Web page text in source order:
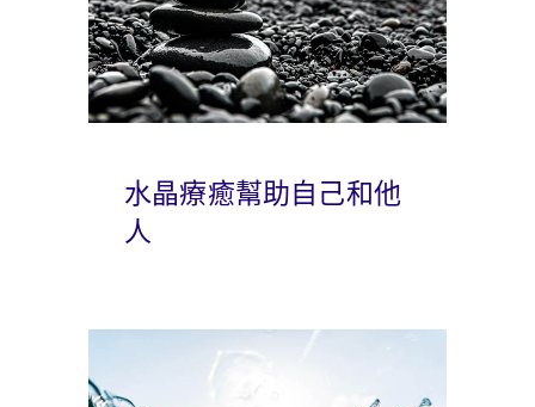
水晶療癒幫助自己和他
人